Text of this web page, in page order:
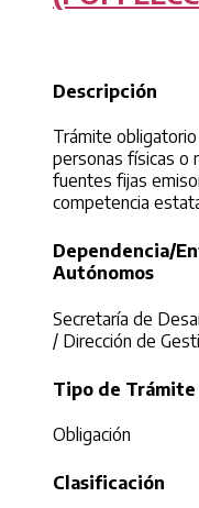
Descripción
Trámite
personas físicas o
fuentes fijas
competencia
Dependencia/
Autónomos
Secretaría de
/ Dirección de
Tipo de Trámite
Obligación
Clasificación